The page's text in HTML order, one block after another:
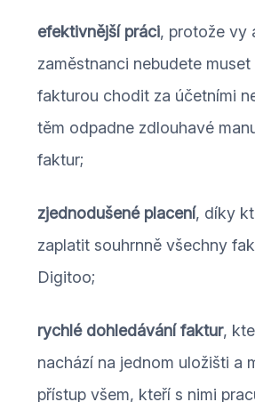
efektivnější práci, protože vy
zaměstnanci nebudete
fakturou chodit za účetními
těm odpadne zdlouhavé
faktur;
zjednodušené placení, díky
zaplatit souhrnně všechny
Digitoo;
rychlé dohledávání faktur,
nachází na jednom uložišti a
přístup všem, kteří s nimi